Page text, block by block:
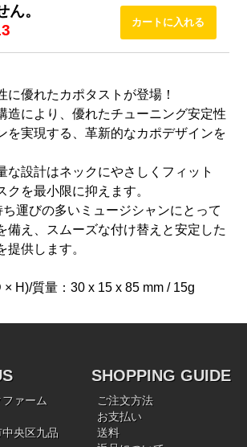
ん。
に優れたカポタストが登場！
造により、優れたチューニング安定性
を実現する、革新的なカポデザインを
な設計はネックにやさしくフィット
クを最小限に抑えます。
運びの多いミュージシャンにとって
備え、スムーズな付け替えと安定した
提供します。
H)/質量：30 x 15 x 85 mm / 15g
ァーム
央区九品
SHOPPING GUIDE
ご注文方法
お支払い
送料